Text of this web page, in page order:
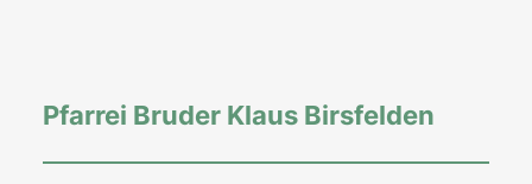
Pfarrei Bruder Klaus Birsfelden